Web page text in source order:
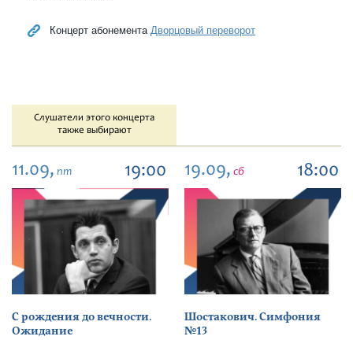
Концерт абонемента Дворцовый переворот
Слушатели этого концерта
также выбирают
11.09, пт 19:00
С рождения до вечности.
Ожидание
19.09, сб 18:00
Шостакович. Симфония
№13